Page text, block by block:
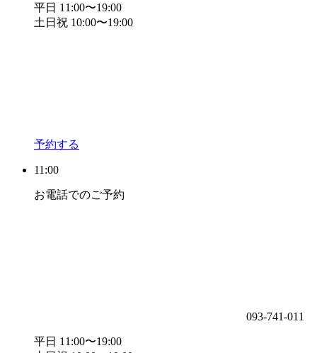
平日 11:00〜19:00
土日祝 10:00〜19:00
予約する
11:00
お電話でのご予約
093-741-011
平日 11:00〜19:00